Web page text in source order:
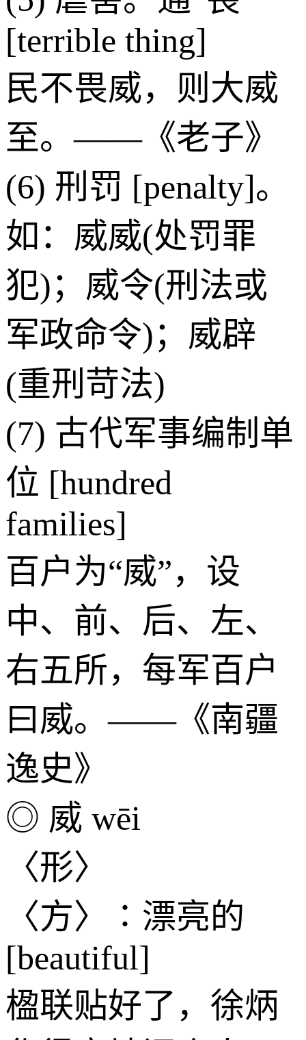
[terrible thing]
民不畏威，则大威
至。——《老子》
(6) 刑罚 [penalty]。
如：威威(处罚罪
犯)；威令(刑法或
军政命令)；威辟
(重刑苛法)
(7) 古代军事编制单
位 [hundred
families]
百户为“威”，设
中、前、后、左、
右五所，每军百户
曰威。——《南疆
逸史》
◎ 威 wēi
〈形〉
〈方〉∶漂亮的
[beautiful]
楹联贴好了，徐炳